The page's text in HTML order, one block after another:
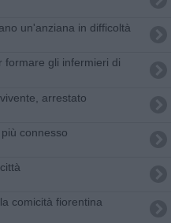
un'anziana in difficoltà
formare gli infermieri di
arrestato
connesso
comicità fiorentina